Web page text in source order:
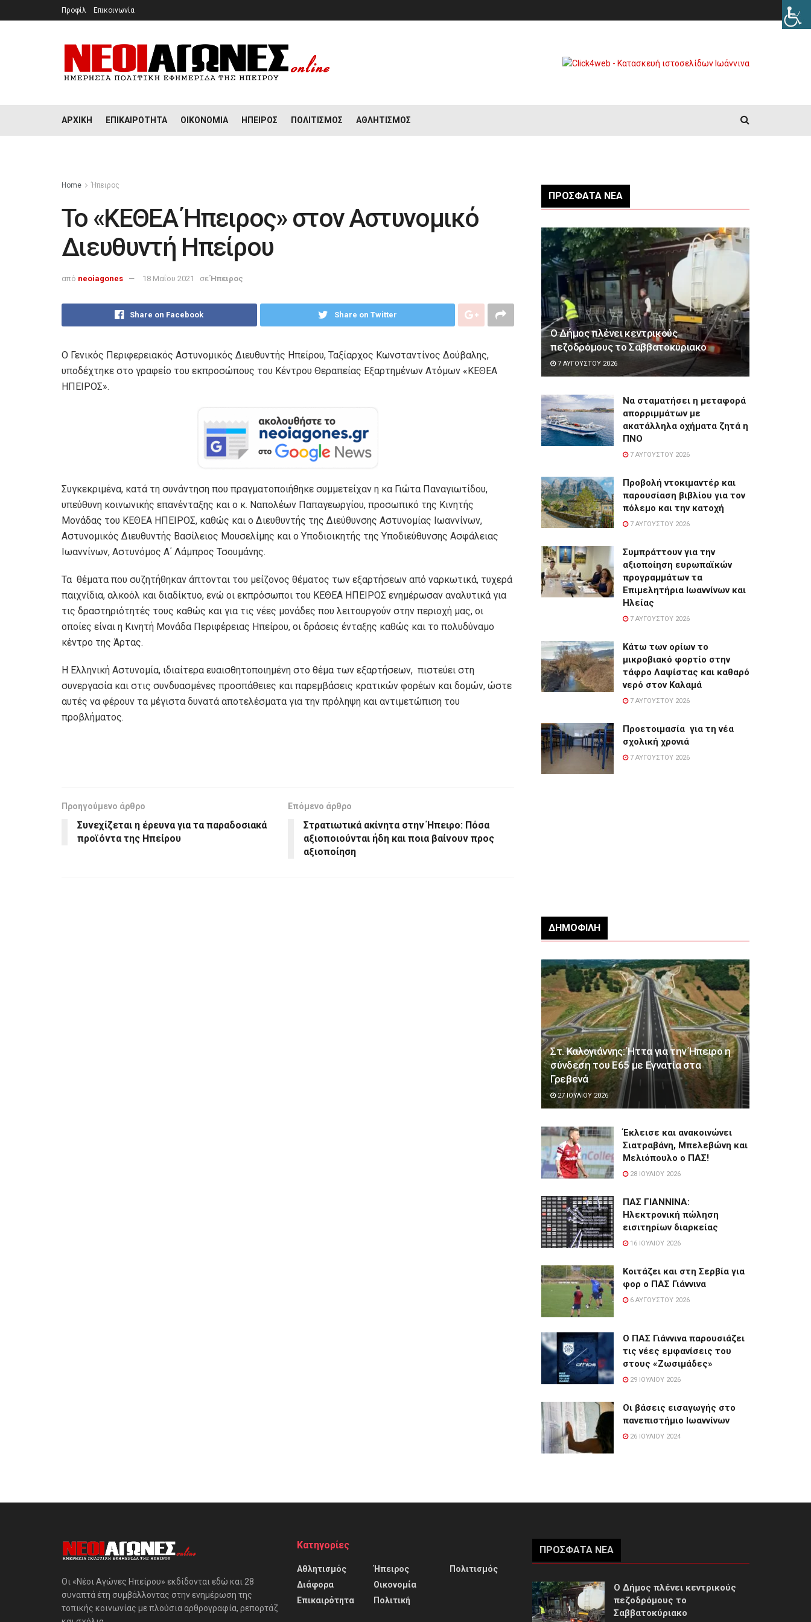
Προφίλ Επικοινωνία
ΑΡΧΙΚΉ ΕΠΙΚΑΙΡΌΤΗΤΑ ΟΙΚΟΝΟΜΊΑ ΉΠΕΙΡΟΣ ΠΟΛΙΤΙΣΜΌΣ ΑΘΛΗΤΙΣΜΌΣ
Home Ήπειρος
Το «ΚΕΘΕΑ Ήπειρος» στον Αστυνομικό
Διευθυντή Ηπείρου
από neoiagones 18 Μαΐου 2021 σε Ήπειρος
Share on Facebook Share on Twitter
Ο Γενικός Περιφερειακός Αστυνομικός Διευθυντής Ηπείρου, Ταξίαρχος Κωνσταντίνος Δούβαλης,
υποδέχτηκε στο γραφείο του εκπροσώπους του Κέντρου Θεραπείας Εξαρτημένων Ατόμων «ΚΕΘΕΑ
ΗΠΕΙΡΟΣ».
Συγκεκριμένα, κατά τη συνάντηση που πραγματοποιήθηκε συμμετείχαν η κα Γιώτα Παναγιωτίδου,
υπεύθυνη κοινωνικής επανένταξης και ο κ. Ναπολέων Παπαγεωργίου, προσωπικό της Κινητής
Μονάδας του ΚΕΘΕΑ ΗΠΕΙΡΟΣ, καθώς και ο Διευθυντής της Διεύθυνσης Αστυνομίας Ιωαννίνων,
Αστυνομικός Διευθυντής Βασίλειος Μουσελίμης και ο Υποδιοικητής της Υποδιεύθυνσης Ασφάλειας
Ιωαννίνων, Αστυνόμος Α΄ Λάμπρος Τσουμάνης.
Τα θέματα που συζητήθηκαν άπτονται του μείζονος θέματος των εξαρτήσεων από ναρκωτικά, τυχερά
παιχνίδια, αλκοόλ και διαδίκτυο, ενώ οι εκπρόσωποι του ΚΕΘΕΑ ΗΠΕΙΡΟΣ ενημέρωσαν αναλυτικά για
τις δραστηριότητές τους καθώς και για τις νέες μονάδες που λειτουργούν στην περιοχή μας, οι
οποίες είναι η Κινητή Μονάδα Περιφέρειας Ηπείρου, οι δράσεις ένταξης καθώς και το πολυδύναμο
κέντρο της Άρτας.
Η Ελληνική Αστυνομία, ιδιαίτερα ευαισθητοποιημένη στο θέμα των εξαρτήσεων, πιστεύει στη
συνεργασία και στις συνδυασμένες προσπάθειες και παρεμβάσεις κρατικών φορέων και δομών, ώστε
αυτές να φέρουν τα μέγιστα δυνατά αποτελέσματα για την πρόληψη και αντιμετώπιση του
προβλήματος.
Προηγούμενο άρθρο
Συνεχίζεται η έρευνα για τα παραδοσιακά
προϊόντα της Ηπείρου
Επόμενο άρθρο
Στρατιωτικά ακίνητα στην Ήπειρο: Πόσα
αξιοποιούνται ήδη και ποια βαίνουν προς
αξιοποίηση
ΠΡΌΣΦΑΤΑ ΝΈΑ
Ο Δήμος πλένει κεντρικούς
πεζοδρόμους το Σαββατοκύριακο
7 ΑΥΓΟΎΣΤΟΥ 2026
Να σταματήσει η μεταφορά
απορριμμάτων με
ακατάλληλα οχήματα ζητά η
ΠΝΟ
7 ΑΥΓΟΎΣΤΟΥ 2026
Προβολή ντοκιμαντέρ και
παρουσίαση βιβλίου για τον
πόλεμο και την κατοχή
7 ΑΥΓΟΎΣΤΟΥ 2026
Συμπράττουν για την
αξιοποίηση ευρωπαϊκών
προγραμμάτων τα
Επιμελητήρια Ιωαννίνων και
Ηλείας
7 ΑΥΓΟΎΣΤΟΥ 2026
Κάτω των ορίων το
μικροβιακό φορτίο στην
τάφρο Λαψίστας και καθαρό
νερό στον Καλαμά
7 ΑΥΓΟΎΣΤΟΥ 2026
Προετοιμασία για τη νέα
σχολική χρονιά
7 ΑΥΓΟΎΣΤΟΥ 2026
ΔΗΜΟΦΙΛΉ
Στ. Καλογιάννης: Ήττα για την Ήπειρο η
σύνδεση του Ε65 με Εγνατία στα
Γρεβενά
27 ΙΟΥΛΊΟΥ 2026
Έκλεισε και ανακοινώνει
Σιατραβάνη, Μπελεβώνη και
Μελιόπουλο ο ΠΑΣ!
28 ΙΟΥΛΊΟΥ 2026
ΠΑΣ ΓΙΑΝΝΙΝΑ:
Hλεκτρονική πώληση
εισιτηρίων διαρκείας
16 ΙΟΥΛΊΟΥ 2026
Κοιτάζει και στη Σερβία για
φορ ο ΠΑΣ Γιάννινα
6 ΑΥΓΟΎΣΤΟΥ 2026
Ο ΠΑΣ Γιάννινα παρουσιάζει
τις νέες εμφανίσεις του
στους «Ζωσιμάδες»
29 ΙΟΥΛΊΟΥ 2026
Οι βάσεις εισαγωγής στο
πανεπιστήμιο Ιωαννίνων
26 ΙΟΥΛΊΟΥ 2024
Οι «Νέοι Αγώνες Ηπείρου» εκδίδονται εδώ και 28
συναπτά έτη συμβάλλοντας στην ενημέρωση της
τοπικής κοινωνίας με πλούσια αρθρογραφία, ρεπορτάζ
Κατηγορίες
Αθλητισμός
Διάφορα
Επικαιρότητα
Ήπειρος
Οικονομία
Πολιτική
Πολιτισμός
ΠΡΌΣΦΑΤΑ ΝΈΑ
Ο Δήμος πλένει κεντρικούς
πεζοδρόμους το
Σαββατοκύριακο